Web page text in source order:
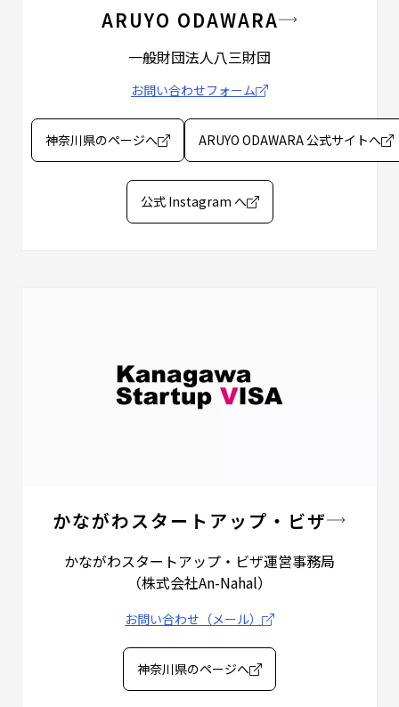
ARUYO ODAWARA
一般財団法人八三財団
お問い合わせフォーム
神奈川県のページへ ARUYO ODAWARA 公式サイトへ
公式 Instagram へ
かながわスタートアップ・ビザ
かながわスタートアップ・ビザ運営事務局
（株式会社An-Nahal）
お問い合わせ（メール）
神奈川県のページへ